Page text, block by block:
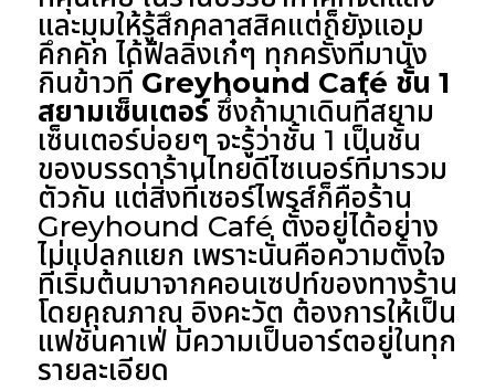
และมุมให้รู้สึกคลาสสิคแต่ก็ยังแอบ
คึกคัก ได้ฟีลลิ่งเก๋ๆ ทุกครั้งที่มานั่ง
กินข้าวที่ Greyhound Café ชั้น 1
สยามเซ็นเตอร์ซึ่งถ้ามาเดินที่สยาม
เซ็นเตอร์บ่อยๆ จะรู้ว่าชั้น 1 เป็นชั้น
ของบรรดาร้านไทยดีไซเนอร์ที่มารวม
ตัวกัน แต่สิ่งที่เซอร์ไพรส์ก็คือร้าน
Greyhound Café ตั้งอยู่ได้อย่าง
ไม่แปลกแยก เพราะนั่นคือความตั้งใจ
ที่เริ่มต้นมาจากคอนเซปท์ของทางร้าน
โดยคุณภาณุ อิงคะวัต ต้องการให้เป็น
แฟชั่นคาเฟ่ มีความเป็นอาร์ตอยู่ในทุก
รายละเอียด